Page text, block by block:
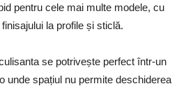
pentru cele mai multe modele, cu
la profile și sticlă.
se potrivește perfect într-un
unde spațiul nu permite deschiderea